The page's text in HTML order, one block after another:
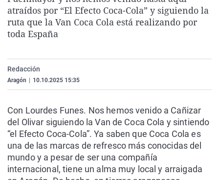
La rosa de los vientos
Gente viajera
Caso
Retornados
Operación Viuda
Extremadura
Galicia
Navarra
Virales
Televisión
atraídos por “El Efecto Coca-Cola” y siguiendo la
ruta que la Van Coca Cola está realizando por
toda España
Redacción
Aragón 10.10.2025 15:35
Con Lourdes Funes. Nos hemos venido a Cañizar
del Olivar siguiendo la Van de Coca Cola y sintiendo
“el Efecto Coca-Cola”. Ya saben que Coca Cola es
una de las marcas de refresco más conocidas del
mundo y a pesar de ser una compañía
internacional, tiene un alma muy local y arraigada